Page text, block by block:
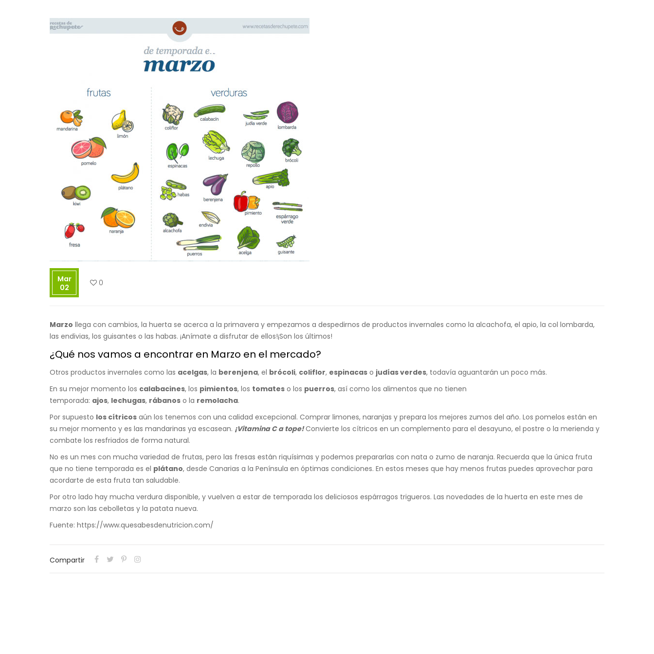
Mar
02
0
Marzo llega con cambios, la huerta se acerca a la primavera y empezamos a despedirnos de productos invernales como la alcachofa, el apio, la col lombarda,
las endivias, los guisantes o las habas. ¡Anímate a disfrutar de ellos!¡Son los últimos!
¿Qué nos vamos a encontrar en Marzo en el mercado?
Otros productos invernales como las acelgas, la berenjena, el brócoli, coliflor, espinacas o judías verdes, todavía aguantarán un poco más.
En su mejor momento los calabacines, los pimientos, los tomates o los puerros, así como los alimentos que no tienen
temporada: ajos, lechugas, rábanos o la remolacha.
Por supuesto los cítricos aún los tenemos con una calidad excepcional. Comprar limones, naranjas y prepara los mejores zumos del año. Los pomelos están en
su mejor momento y es las mandarinas ya escasean. ¡Vitamina C a tope! Convierte los cítricos en un complemento para el desayuno, el postre o la merienda y
combate los resfriados de forma natural.
No es un mes con mucha variedad de frutas, pero las fresas están riquísimas y podemos prepararlas con nata o zumo de naranja. Recuerda que la única fruta
que no tiene temporada es el plátano, desde Canarias a la Península en óptimas condiciones. En estos meses que hay menos frutas puedes aprovechar para
acordarte de esta fruta tan saludable.
Por otro lado hay mucha verdura disponible, y vuelven a estar de temporada los deliciosos espárragos trigueros. Las novedades de la huerta en este mes de
marzo son las cebolletas y la patata nueva.
Fuente: https://www.quesabesdenutricion.com/
Compartir